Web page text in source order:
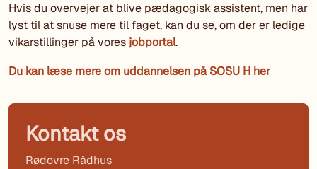
Hvis du overvejer at blive pædagogisk assistent, men har
lyst til at snuse mere til faget, kan du se, om der er ledige
vikarstillinger på voresjobportal.
Du kan læse mere om uddannelsen på SOSU H her
Kontakt os
Rødovre Rådhus